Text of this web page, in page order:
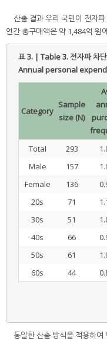
산출 결과 우리 국민이 전자
연간 총구매액은 약 1,484억 원
표 3. | Table 3.전자파 차
Annual personal
Category
Sample
size (N)
Total
293
Male
157
Female
136
20s
71
30s
51
40s
66
50s
61
60s
44
동일한 산출 방식을 적용하